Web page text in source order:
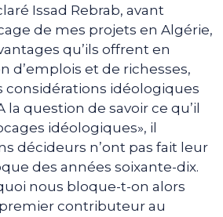
Issad Rebrab, avant
de mes projets en Algérie,
qu’ils offrent en
d’emplois et de richesses,
considérations idéologiques
la question de savoir ce qu’il
idéologiques», il
décideurs n’ont pas fait leur
des années soixante-dix.
nous bloque-t-on alors
contributeur au